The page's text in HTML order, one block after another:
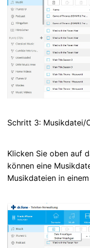
Schritt 3: Musikdatei/
Klicken Sie oben auf
können eine
Musikdateien in